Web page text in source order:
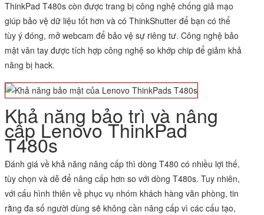
ThinkPad T480s còn được trang bị công nghệ chống giả mạo
giúp bảo vệ dữ liệu tốt hơn và có ThinkShutter để bạn có thể
tùy ý đóng, mở webcam để bảo vệ sự riêng tư. Công nghệ bảo
mật vân tay được tích hợp công nghệ so khớp chip để giảm khả
năng bị hack.
Khả năng bảo trì và nâng
cấp Lenovo ThinkPad
T480s
Đánh giá về khả năng nâng cấp thì dòng T480 có nhiều lợi thế,
tùy chọn và dễ để nâng cấp hơn so với dòng T480s. Tuy nhiên,
với cấu hình thiên về phục vụ nhóm khách hàng văn phòng, tin
rằng đa số người dùng sẽ không cần nâng cấp vì các cấu tạo,